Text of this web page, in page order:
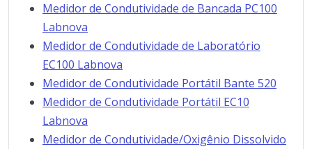
Medidor de Condutividade de Bancada PC100
Labnova
Medidor de Condutividade de Laboratório
EC100 Labnova
Medidor de Condutividade Portátil Bante 520
Medidor de Condutividade Portátil EC10
Labnova
Medidor de Condutividade/Oxigênio Dissolvido